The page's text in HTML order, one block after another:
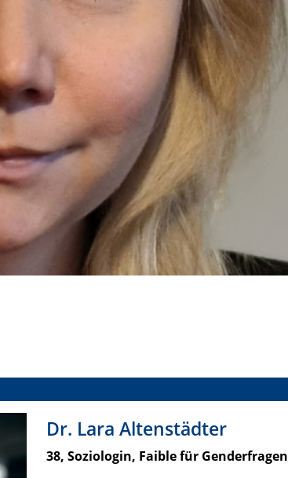
Dr. Lara Altenstädter
38, Soziologin, Faible für Genderfragen